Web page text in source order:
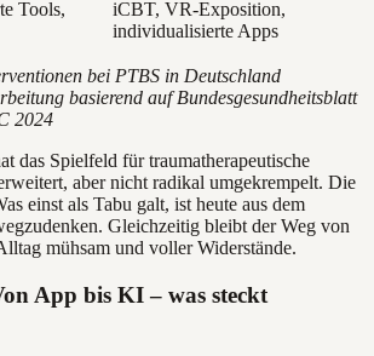
Tools,
iCBT, VR-Exposition,
individualisierte Apps
bei PTBS in Deutschland
basierend auf Bundesgesundheitsblatt
2024
das Spielfeld für traumatherapeutische
aber nicht radikal umgekrempelt. Die
einst als Tabu galt, ist heute aus dem
Gleichzeitig bleibt der Weg von
mühsam und voller Widerstände.
App bis KI – was steckt